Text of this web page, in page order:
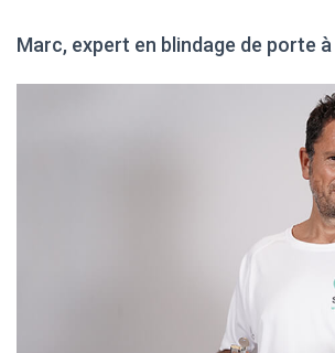
Marc, expert en blindage de porte